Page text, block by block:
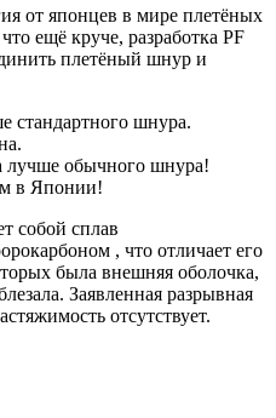
от японцев в мире плетёных
ещё круче, разработка PF
плетёный шнур и
стандартного шнура.
лучше обычного шнура!
в Японии!
собой сплав
, что отличает его
была внешняя оболочка,
Заявленная разрывная
отсутствует.